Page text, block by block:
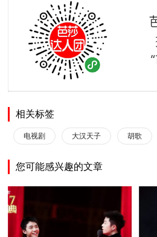
相关标签
电视剧 大汉天子 胡歌
您可能感兴趣的文章